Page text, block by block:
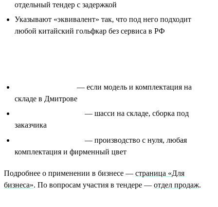
отдельный тендер с задержкой
Указывают «эквивалент» так, что под него подходит
любой китайский гольфкар без сервиса в РФ
— если модель и комплектация на
складе в Дмитрове
— шасси на складе, сборка под
заказчика
— производство с нуля, любая
комплектация и фирменный цвет
Подробнее о применении в бизнесе — страница «Для
бизнеса». По вопросам участия в тендере — отдел продаж.